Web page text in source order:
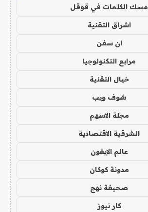
مسك الكلمات في قوقل
اشراق التقنية
ان سفن
مرابع التكنولوجيا
خيال التقنية
شوف ويب
مجلة الاسهم
الشرقية الاقتصادية
عالم الايفون
مدونة كوكان
صحيفة نهج
كار نيوز